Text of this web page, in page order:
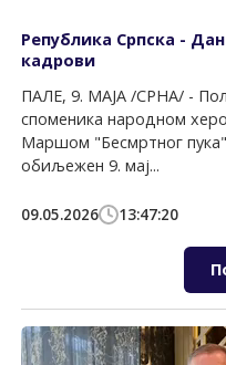
Република Српска - Дан побједе -
кадрови
ПАЛЕ, 9. МАЈА /СРНА/ -
споменика народном
Маршом "Бесмртног
обиљежен 9. мај...
09.05.2026 13:47:20